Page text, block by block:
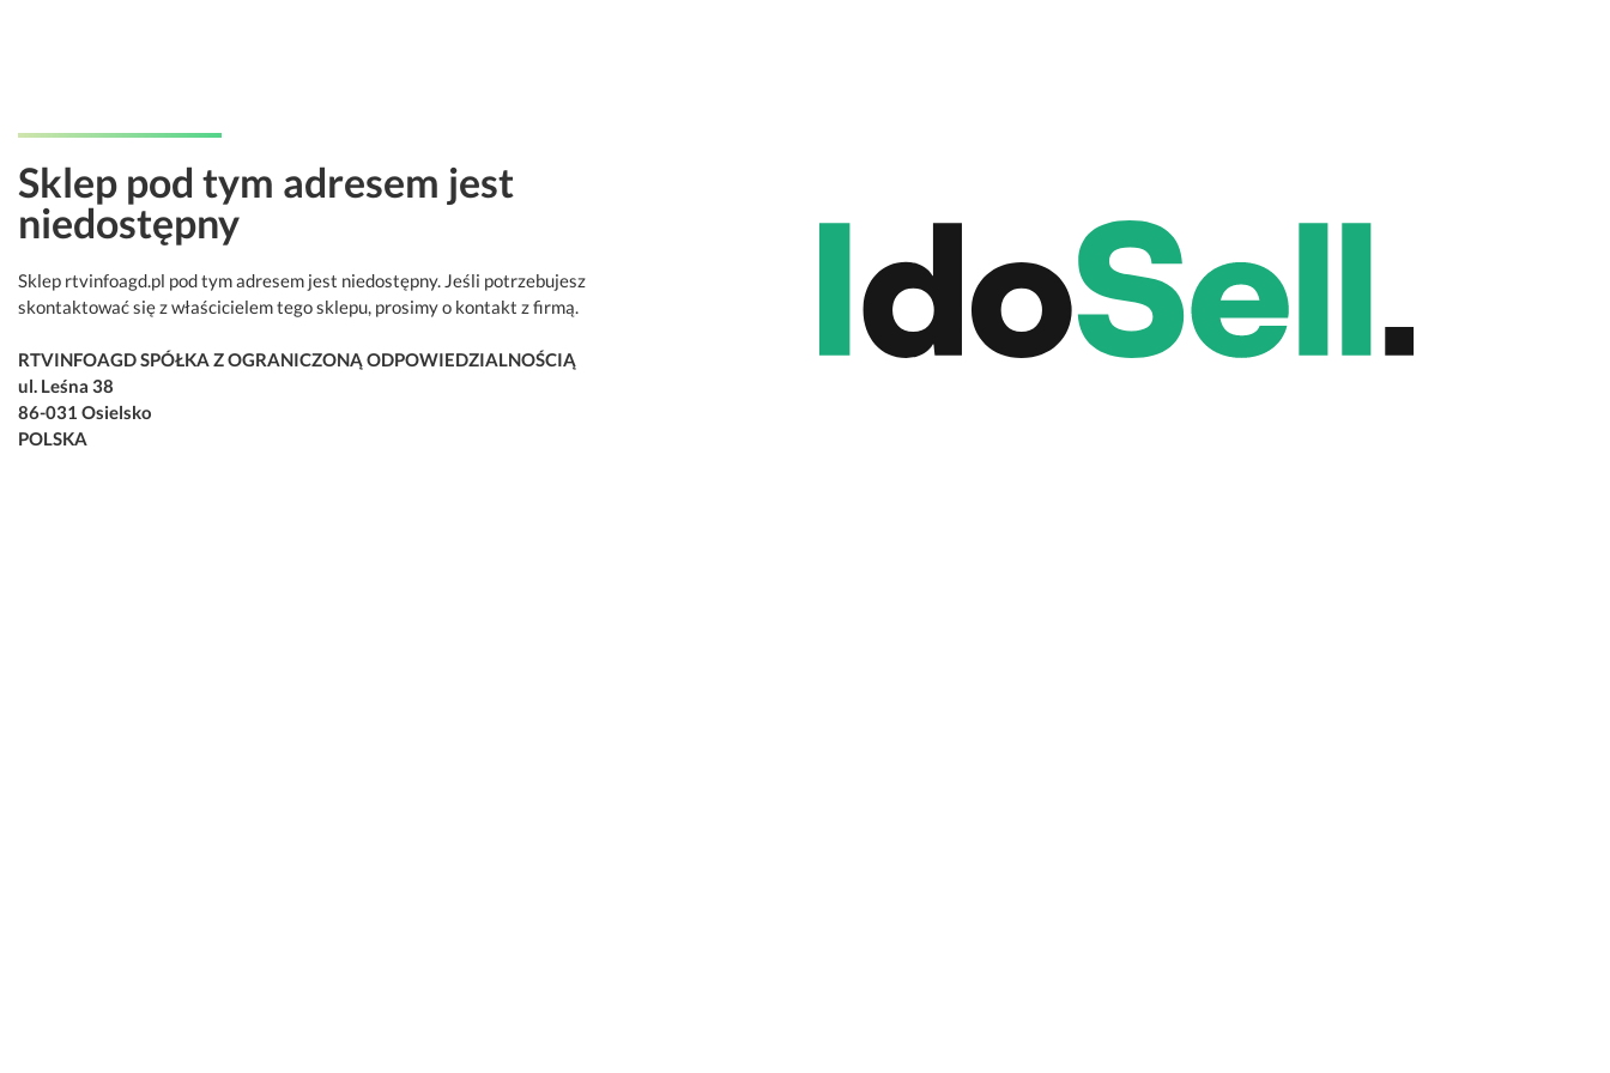
Sklep pod tym adresem jest
niedostępny
Sklep rtvinfoagd.pl pod tym adresem jest niedostępny. Jeśli potrzebujesz
skontaktować się z właścicielem tego sklepu, prosimy o kontakt z firmą.
RTVINFOAGD SPÓŁKA Z OGRANICZONĄ ODPOWIEDZIALNOŚCIĄ
ul. Leśna 38
86-031 Osielsko
POLSKA